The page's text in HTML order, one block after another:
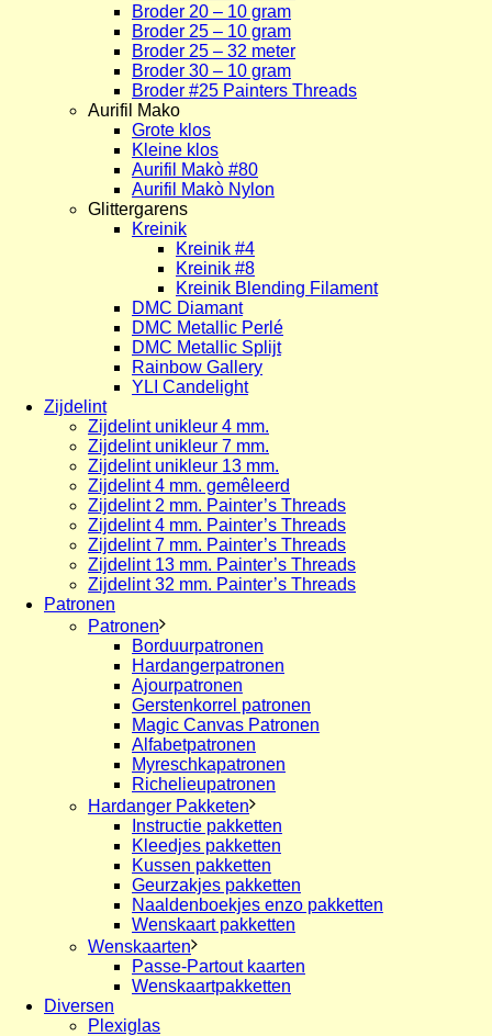
Broder 20 – 10 gram
Broder 25 – 10 gram
Broder 25 – 32 meter
Broder 30 – 10 gram
Broder #25 Painters Threads
Aurifil Mako
Grote klos
Kleine klos
Aurifil Makò #80
Aurifil Makò Nylon
Glittergarens
Kreinik
Kreinik #4
Kreinik #8
Kreinik Blending Filament
DMC Diamant
DMC Metallic Perlé
DMC Metallic Splijt
Rainbow Gallery
YLI Candelight
Zijdelint
Zijdelint unikleur 4 mm.
Zijdelint unikleur 7 mm.
Zijdelint unikleur 13 mm.
Zijdelint 4 mm. gemêleerd
Zijdelint 2 mm. Painter’s Threads
Zijdelint 4 mm. Painter’s Threads
Zijdelint 7 mm. Painter’s Threads
Zijdelint 13 mm. Painter’s Threads
Zijdelint 32 mm. Painter’s Threads
Patronen
Patronen
Borduurpatronen
Hardangerpatronen
Ajourpatronen
Gerstenkorrel patronen
Magic Canvas Patronen
Alfabetpatronen
Myreschkapatronen
Richelieupatronen
Hardanger Pakketen
Instructie pakketten
Kleedjes pakketten
Kussen pakketten
Geurzakjes pakketten
Naaldenboekjes enzo pakketten
Wenskaart pakketten
Wenskaarten
Passe-Partout kaarten
Wenskaartpakketten
Diversen
Plexiglas